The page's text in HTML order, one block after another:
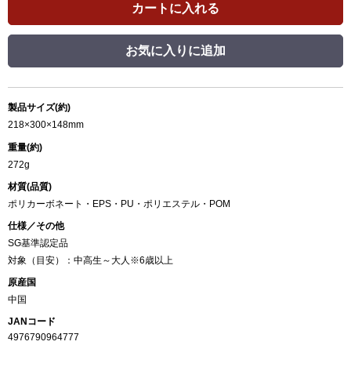
カートに入れる
お気に入りに追加
製品サイズ(約)
218×300×148mm
重量(約)
272g
材質(品質)
ポリカーボネート・EPS・PU・ポリエステル・POM
仕様／その他
SG基準認定品
対象（目安）：中高生～大人※6歳以上
原産国
中国
JANコード
4976790964777